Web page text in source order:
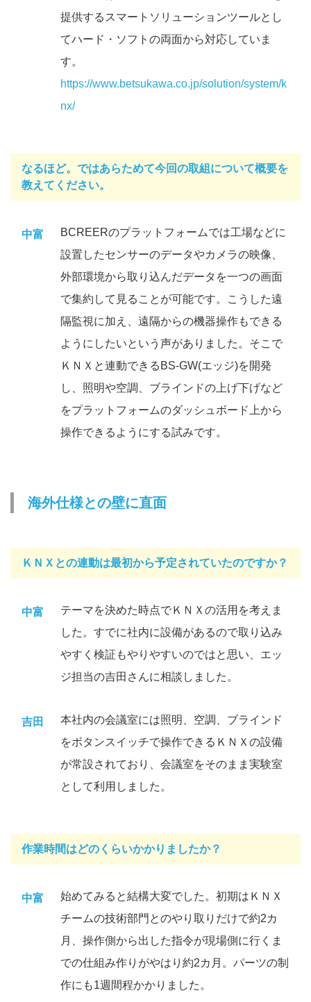
提供するスマートソリューションツールとし
てハード・ソフトの両面から対応していま
す。
https://www.betsukawa.co.jp/solution/system/k
nx/
なるほど。ではあらためて今回の取組について概要を
教えてください。
中富
BCREERのプラットフォームでは工場などに
設置したセンサーのデータやカメラの映像、
外部環境から取り込んだデータを一つの画面
で集約して見ることが可能です。こうした遠
隔監視に加え、遠隔からの機器操作もできる
ようにしたいという声がありました。そこで
ＫＮＸと連動できるBS-GW(エッジ)を開発
し、照明や空調、ブラインドの上げ下げなど
をプラットフォームのダッシュボード上から
操作できるようにする試みです。
海外仕様との壁に直面
ＫＮＸとの連動は最初から予定されていたのですか？
中富
テーマを決めた時点でＫＮＸの活用を考えま
した。すでに社内に設備があるので取り込み
やすく検証もやりやすいのではと思い、エッ
ジ担当の吉田さんに相談しました。
吉田
本社内の会議室には照明、空調、ブラインド
をボタンスイッチで操作できるＫＮＸの設備
が常設されており、会議室をそのまま実験室
として利用しました。
作業時間はどのくらいかかりましたか？
中富
始めてみると結構大変でした。初期はＫＮＸ
チームの技術部門とのやり取りだけで約2カ
月、操作側から出した指令が現場側に行くま
での仕組み作りがやはり約2カ月。パーツの制
作にも1週間程かかりました。